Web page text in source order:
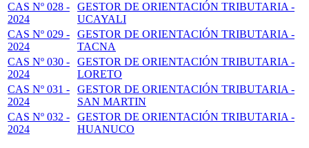
CAS Nº 028 -
2024
GESTOR DE ORIENTACIÓN TRIBUTARIA -
UCAYALI
CAS Nº 029 -
2024
GESTOR DE ORIENTACIÓN TRIBUTARIA -
TACNA
CAS Nº 030 -
2024
GESTOR DE ORIENTACIÓN TRIBUTARIA -
LORETO
CAS Nº 031 -
2024
GESTOR DE ORIENTACIÓN TRIBUTARIA -
SAN MARTIN
CAS Nº 032 -
2024
GESTOR DE ORIENTACIÓN TRIBUTARIA -
HUANUCO